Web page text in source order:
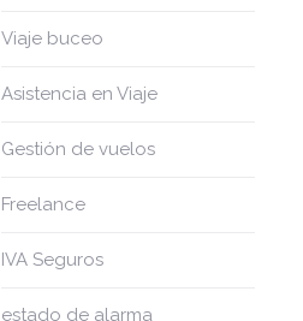
Viaje buceo
Asistencia en Viaje
Gestión de vuelos
Freelance
IVA Seguros
estado de alarma